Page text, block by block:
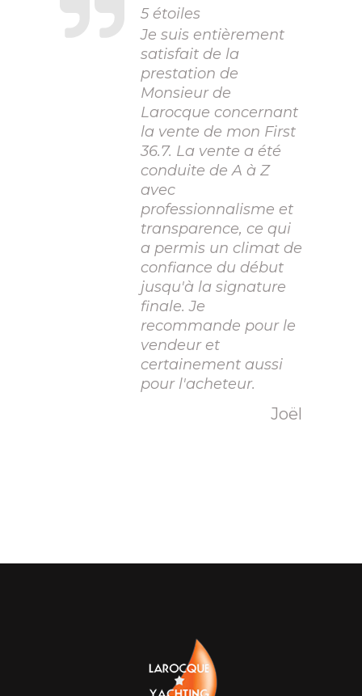
5 étoiles
Je suis entièrement
satisfait de la
prestation de
Monsieur de
Larocque concernant
la vente de mon First
36.7. La vente a été
conduite de A à Z
avec
professionnalisme et
transparence, ce qui
a permis un climat de
confiance du début
jusqu'à la signature
finale. Je
recommande pour le
vendeur et
certainement aussi
pour l'acheteur.
Joël